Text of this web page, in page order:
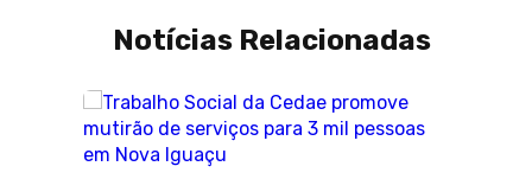
Notícias Relacionadas